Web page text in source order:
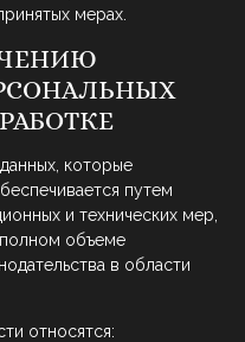
мерах.
которые
путем
и технических мер,
объеме
в области
относятся: